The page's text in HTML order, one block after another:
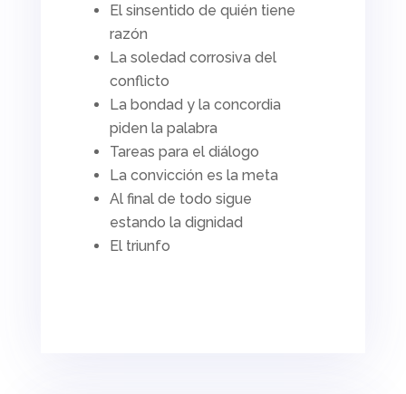
El sinsentido de quién tiene
razón
La soledad corrosiva del
conflicto
La bondad y la concordia
piden la palabra
Tareas para el diálogo
La convicción es la meta
Al final de todo sigue
estando la dignidad
El triunfo